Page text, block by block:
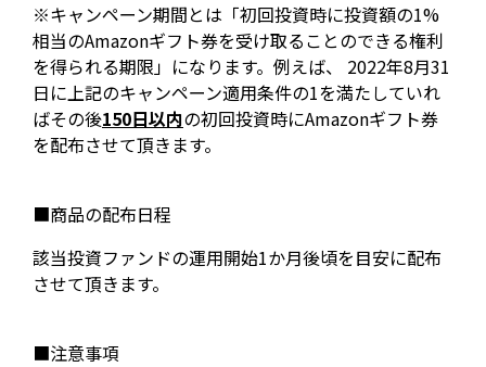
※キャンペーン期間とは「初回投資時に投資額の1%
相当のAmazonギフト券を受け取ることのできる権利
を得られる期限」になります。例えば、 2022年8月31
日に上記のキャンペーン適用条件の1を満たしていれ
ばその後150日以内の初回投資時にAmazonギフト券
を配布させて頂きます。
■商品の配布日程
該当投資ファンドの運用開始1か月後頃を目安に配布
させて頂きます。
■注意事項